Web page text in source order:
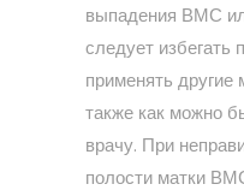
выпадения ВМС
следует избегать
применять
также как можно
врачу. При
полости матки